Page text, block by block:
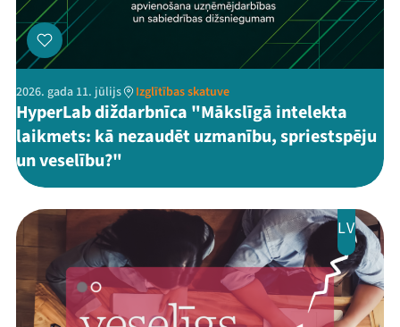
2026. gada 11. jūlijs Izglītības skatuve
HyperLab diždarbnīca "Mākslīgā intelekta
laikmets: kā nezaudēt uzmanību, spriestspēju
un veselību?"
LV